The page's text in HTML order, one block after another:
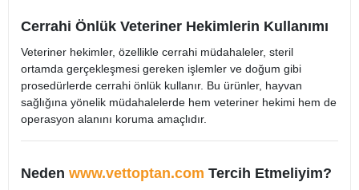
Cerrahi Önlük Veteriner Hekimlerin Kullanımı
Veteriner hekimler, özellikle cerrahi müdahaleler, steril
ortamda gerçekleşmesi gereken işlemler ve doğum gibi
prosedürlerde cerrahi önlük kullanır. Bu ürünler, hayvan
sağlığına yönelik müdahalelerde hem veteriner hekimi hem de
operasyon alanını koruma amaçlıdır.
Neden www.vettoptan.com Tercih Etmeliyim?